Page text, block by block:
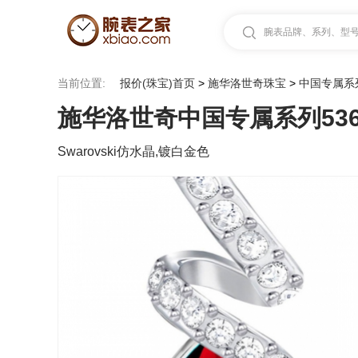
腕表品牌、系列、型
当前位置: 报价(珠宝)首页 > 施华洛世奇珠宝 > 中国专属系
施华洛世奇中国专属系列
Swarovski仿水晶,镀白金色